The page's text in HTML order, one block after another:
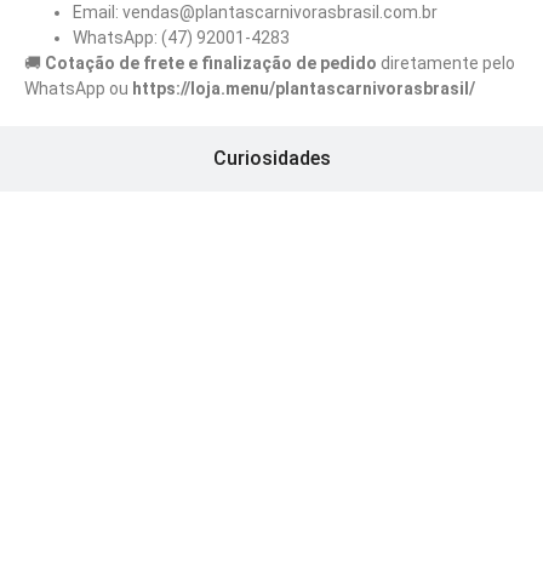
Curiosidades
Email: vendas@plantascarnivorasbrasil.com.br
WhatsApp: (47) 92001-4283
🚚 Cotação de frete e finalização de pedido diretamente pelo
WhatsApp ou https://loja.menu/plantascarnivorasbrasil/